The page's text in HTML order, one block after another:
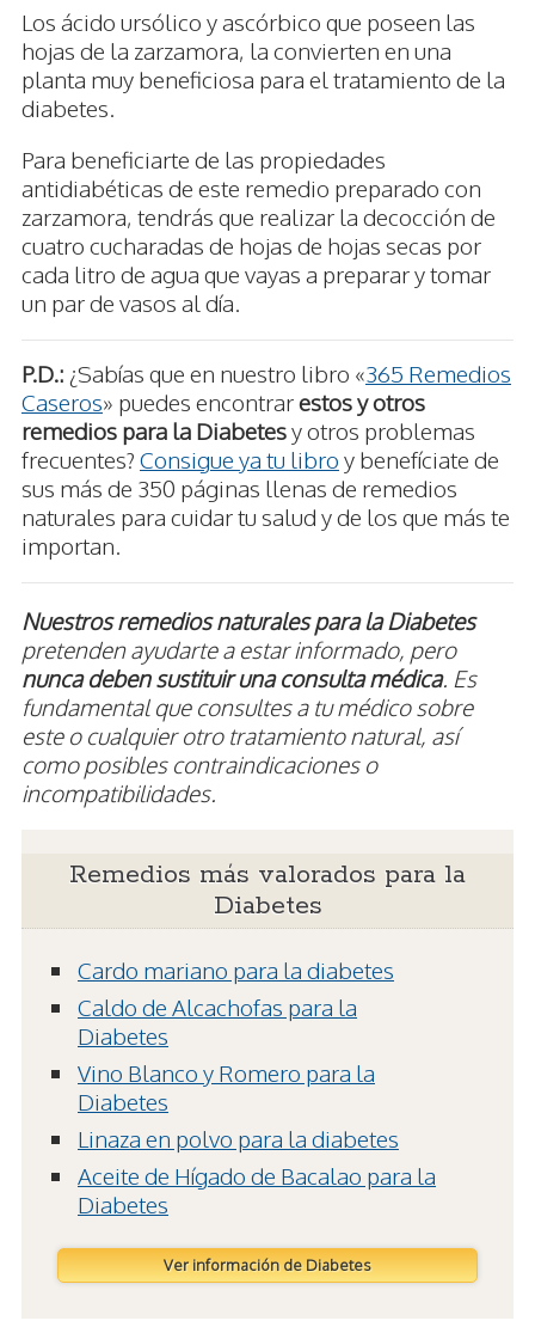
Los ácido ursólico y ascórbico que poseen las
hojas de la zarzamora, la convierten en una
planta muy beneficiosa para el tratamiento de la
diabetes.
Para beneficiarte de las propiedades
antidiabéticas de este remedio preparado con
zarzamora, tendrás que realizar la decocción de
cuatro cucharadas de hojas de hojas secas por
cada litro de agua que vayas a preparar y tomar
un par de vasos al día.
P.D.: ¿Sabías que en nuestro libro «365 Remedios
Caseros» puedes encontrarestos y otros
remedios para la Diabetesy otros problemas
frecuentes? Consigue ya tu libro y benefíciate de
sus más de 350 páginas llenas de remedios
naturales para cuidar tu salud y de los que más te
importan.
Nuestros remedios naturales para la Diabetes
pretenden ayudarte a estar informado, pero
nunca deben sustituir una consulta médica. Es
fundamental que consultes a tu médico sobre
este o cualquier otro tratamiento natural, así
como posibles contraindicaciones o
incompatibilidades.
Remedios más valorados para la
Diabetes
Cardo mariano para la diabetes
Caldo de Alcachofas para la
Diabetes
Vino Blanco y Romero para la
Diabetes
Linaza en polvo para la diabetes
Aceite de Hígado de Bacalao para la
Diabetes
Ver información de Diabetes